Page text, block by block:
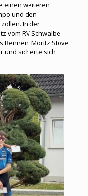
einen weiteren
und den
In der
vom RV Schwalbe
Rennen. Moritz Stöve
und sicherte sich